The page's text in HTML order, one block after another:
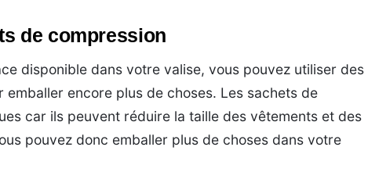
de compression
disponible dans votre valise, vous pouvez utiliser des
emballer encore plus de choses. Les sachets de
car ils peuvent réduire la taille des vêtements et des
pouvez donc emballer plus de choses dans votre